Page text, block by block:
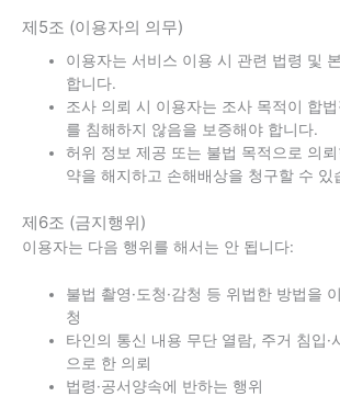
제5조 (이용자의 의무)
이용자는 서비스 이용 시 관련 법령 및
합니다.
조사 의뢰 시 이용자는 조사 목적이 합
를 침해하지 않음을 보증해야 합니다.
허위 정보 제공 또는 불법 목적으로 의
약을 해지하고 손해배상을 청구할 수 있
제6조 (금지행위)
이용자는 다음 행위를 해서는 안 됩니다:
불법 촬영·도청·감청 등 위법한 방법을
청
타인의 통신 내용 무단 열람, 주거 침입·
으로 한 의뢰
법령·공서양속에 반하는 행위